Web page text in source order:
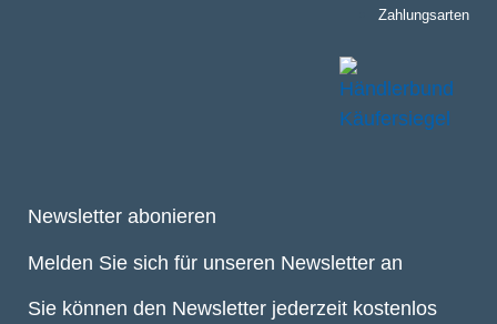
Zahlungsarten
Newsletter abonieren
Melden Sie sich für unseren Newsletter an
Sie können den Newsletter jederzeit kostenlos